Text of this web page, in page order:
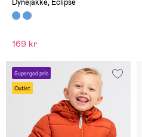
Dynejakke, Eclipse
169 kr
Supergod pris
Outlet